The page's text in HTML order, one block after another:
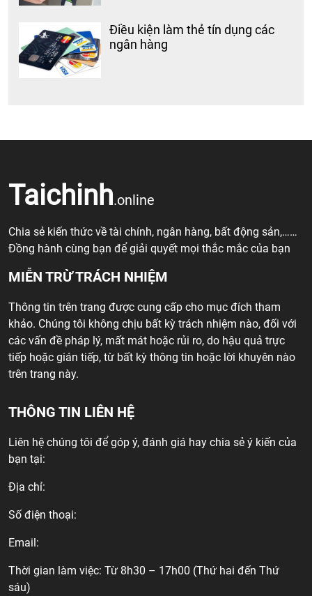
Điều kiện làm thẻ tín dụng các
ngân hàng
Taichinh.online
Chia sẻ kiến thức về tài chính, ngân hàng, bất động sản,……
Đồng hành cùng bạn để giải quyết mọi thắc mắc của bạn
MIỄN TRỪ TRÁCH NHIỆM
Thông tin trên trang được cung cấp cho mục đích tham
khảo. Chúng tôi không chịu bất kỳ trách nhiệm nào, đối với
các vấn đề pháp lý, mất mát hoặc rủi ro, do hậu quả trực
tiếp hoặc gián tiếp, từ bất kỳ thông tin hoặc lời khuyên nào
trên trang này.
THÔNG TIN LIÊN HỆ
Liên hệ chúng tôi để góp ý, đánh giá hay chia sẻ ý kiến của
bạn tại:
Địa chỉ:
Số điện thoại:
Email:
Thời gian làm việc: Từ 8h30 – 17h00 (Thứ hai đến Thứ
sáu)